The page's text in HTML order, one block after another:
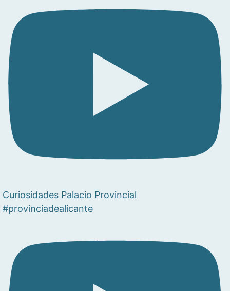
Curiosidades Palacio Provincial
#provinciadealicante